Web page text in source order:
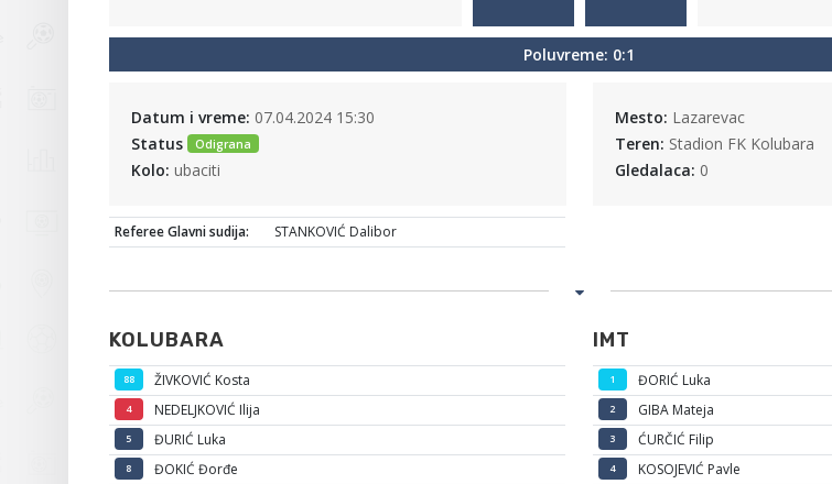
Poluvreme: 0:1
Datum i vreme: 07.04.2024 15:30
Status
Odigrana
Kolo: ubaciti
Mesto: Lazarevac
Teren: Stadion FK Kolubara
Gledalaca: 0
Referee Glavni sudija: STANKOVIĆ Dalibor
KOLUBARA
88 ŽIVKOVIĆ Kosta
4 NEDELJKOVIĆ Ilija
5 ĐURIĆ Luka
8 ĐOKIĆ Đorđe
IMT
1 ĐORIĆ Luka
2 GIBA Mateja
3 ĆURČIĆ Filip
4 KOSOJEVIĆ Pavle